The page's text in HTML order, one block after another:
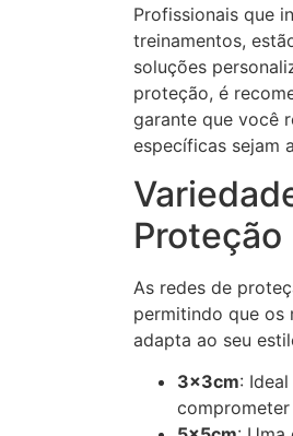
Profissionais que
treinamentos,
soluções
proteção, é
garante que você
específicas sejam
Proteção
As redes de
permitindo que os
adapta ao seu
3x3cm: